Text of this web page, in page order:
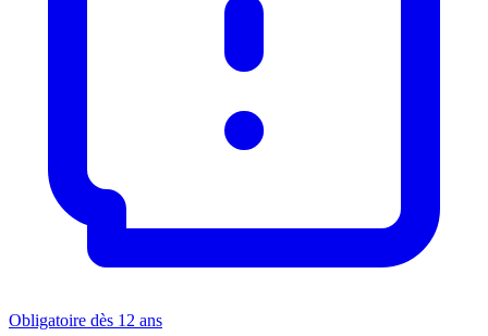
Obligatoire dès 12 ans